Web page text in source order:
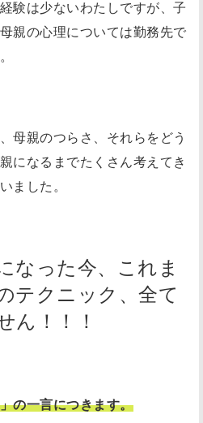
験は少ないわたしですが、子
親の心理については勤務先で
母親のつらさ、それらをどう
になるまでたくさん考えてき
ました。
なった今、これま
テクニック、全て
ん！！！
の一言につきます。